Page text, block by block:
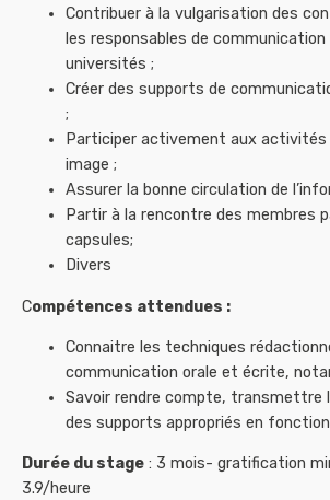
Contribuer à la vulgarisation des
les responsables de
universités ;
Créer des supports de
;
Participer activement aux activités
image ;
Assurer la bonne circulation de
Partir à la rencontre des membres
capsules;
Divers
Compétences attendues :
Connaitre les techniques
communication orale et écrite,
Savoir rendre compte, transmettre
des supports appropriés en
Durée du stage : 3 mois- gratification
3.9/heure